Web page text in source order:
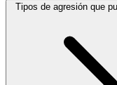
Tipos de agresión que